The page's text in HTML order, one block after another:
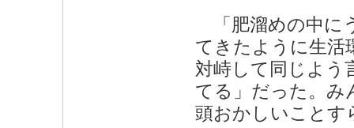
「肥溜めの中に
てきたように生活
対峙して同じよう
てる」だった。み
頭おかしいことす